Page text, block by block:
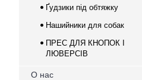
Ґудзики під обтяжку
Нашийники для собак
ПРЕС ДЛЯ КНОПОК І
ЛЮВЕРСІВ
О нас